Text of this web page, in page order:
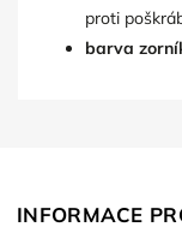
proti
barva
INFORMACE